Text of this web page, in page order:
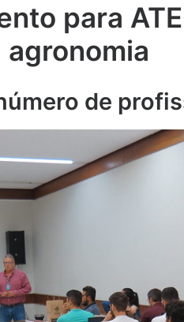
para
agronomia
de